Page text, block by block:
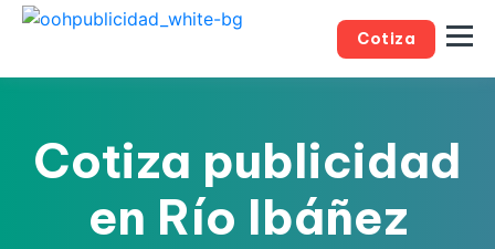
Cotiza
Cotiza publicidad
en Río Ibáñez